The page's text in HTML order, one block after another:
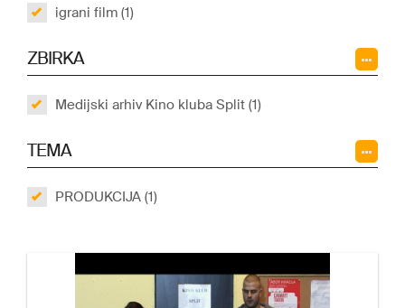
igrani film (1)
ZBIRKA
Medijski arhiv Kino kluba Split (1)
TEMA
PRODUKCIJA (1)